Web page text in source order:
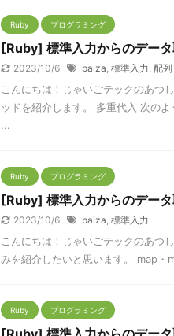
Ruby プログラミング
[Ruby] 標準入力からのデー
2023/10/6 paiza, 標準入力, 配列
こんにちは！じゃいごテックのあ
ッドを紹介します。 多重代入 次の
...
Ruby プログラミング
[Ruby] 標準入力からのデー
2023/10/6 paiza, 標準入力
こんにちは！じゃいごテックのあつ
みを紹介したいと思います。 map
Ruby プログラミング